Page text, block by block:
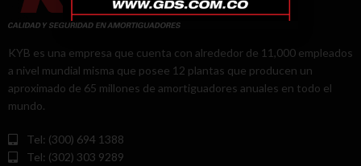
KYB es una empresa que cuenta con alrededor de 11,000 empleados
a nivel mundial misma que posee 12 plantas que producen un
aproximado de 65 millones de amortiguadores anuales en todo el
mundo.
Tel: (300) 694 1388
Tel: (302) 303 9289